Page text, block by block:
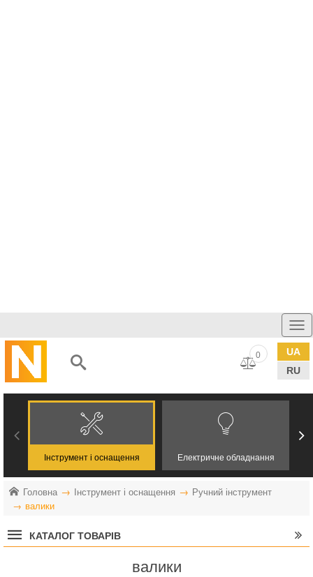
UA
RU
0
Інструмент і оснащення Електричне обладнання
Головна Інструмент і оснащення
Ручний інструмент
валики
КАТАЛОГ ТОВАРІВ
валики